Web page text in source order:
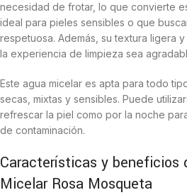
necesidad de frotar, lo que convierte
ideal para pieles sensibles o que
respetuosa. Además, su textura ligera
la experiencia de limpieza sea
Este agua micelar es apta para todo
secas, mixtas y sensibles. Puede
refrescar la piel como por la noche
de contaminación.
Características y beneficios
Micelar Rosa Mosqueta